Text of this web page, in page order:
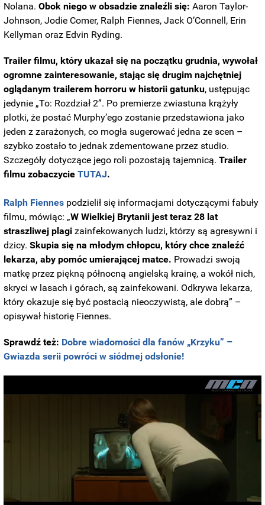
Nolana.Obok niego w obsadzie znaleźli się: Aaron Taylor-
Johnson, Jodie Comer, Ralph Fiennes, Jack O’Connell, Erin
Kellyman oraz Edvin Ryding.
Trailer filmu, który ukazał się na początku grudnia, wywołał
ogromne zainteresowanie, stając się drugim najchętniej
oglądanym trailerem horroru w historii gatunku, ustępując
jedynie „To: Rozdział 2”. Po premierze zwiastuna krążyły
plotki, że postać Murphy’ego zostanie przedstawiona jako
jeden z zarażonych, co mogła sugerować jedna ze scen –
szybko zostało to jednak zdementowane przez studio.
Szczegóły dotyczące jego roli pozostają tajemnicą.Trailer
filmu zobaczycieTUTAJ.
Ralph Fiennes podzielił się informacjami dotyczącymi fabuły
filmu, mówiąc: „W Wielkiej Brytanii jest teraz 28 lat
straszliwej plagi zainfekowanych ludzi, którzy są agresywni i
dzicy.Skupia się na młodym chłopcu, który chce znaleźć
lekarza, aby pomóc umierającej matce. Prowadzi swoją
matkę przez piękną północną angielską krainę, a wokół nich,
skryci w lasach i górach, są zainfekowani. Odkrywa lekarza,
który okazuje się być postacią nieoczywistą, ale dobrą” –
opisywał historię Fiennes.
Sprawdź też: Dobre wiadomości dla fanów „Krzyku” –
Gwiazda serii powróci w siódmej odsłonie!